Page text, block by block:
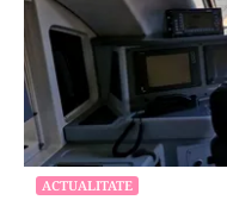
ACTUALITATE